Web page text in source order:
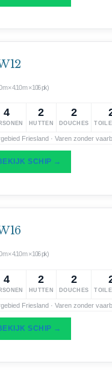
12
m × 4.10 m × 106 pk)
4 2
HUTTEN
2
DOUCHES
Friesland · Varen zonder
SCHIP →
16
m × 4.10 m × 106 pk)
4 2
HUTTEN
2
DOUCHES
Friesland · Varen zonder
SCHIP →